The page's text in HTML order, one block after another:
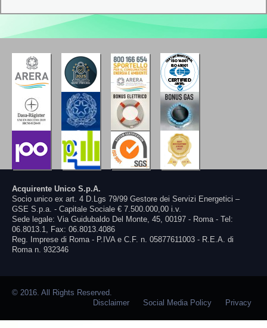
Acquirente Unico S.p.A.
Socio unico ex art. 4 D.Lgs 79/99 Gestore dei Servizi Energetici –
GSE S.p.a. - Capitale Sociale € 7.500.000,00 i.v.
Sede legale: Via Guidubaldo Del Monte, 45, 00197 - Roma - Tel:
06.8013.1, Fax: 06.8013.4086
Reg. Imprese di Roma - P.IVA e C.F. n. 05877611003 - R.E.A. di
Roma n. 932346
© 2016. All Rights Reserved.
Disclaimer
Social Media Policy Privacy